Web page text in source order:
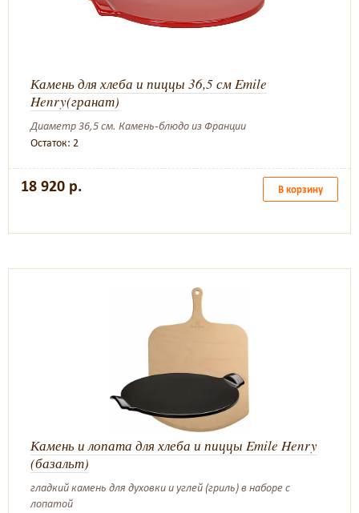
Камень для хлеба и пиццы 36,5 см Emile
Henry(гранат)
Диаметр 36,5 см. Камень-блюдо из Франции
Остаток: 2
18 920 р. В корзину
Камень и лопата для хлеба и пиццы Emile Henry
(базальт)
гладкий камень для духовки и углей (гриль) в наборе с
лопатой